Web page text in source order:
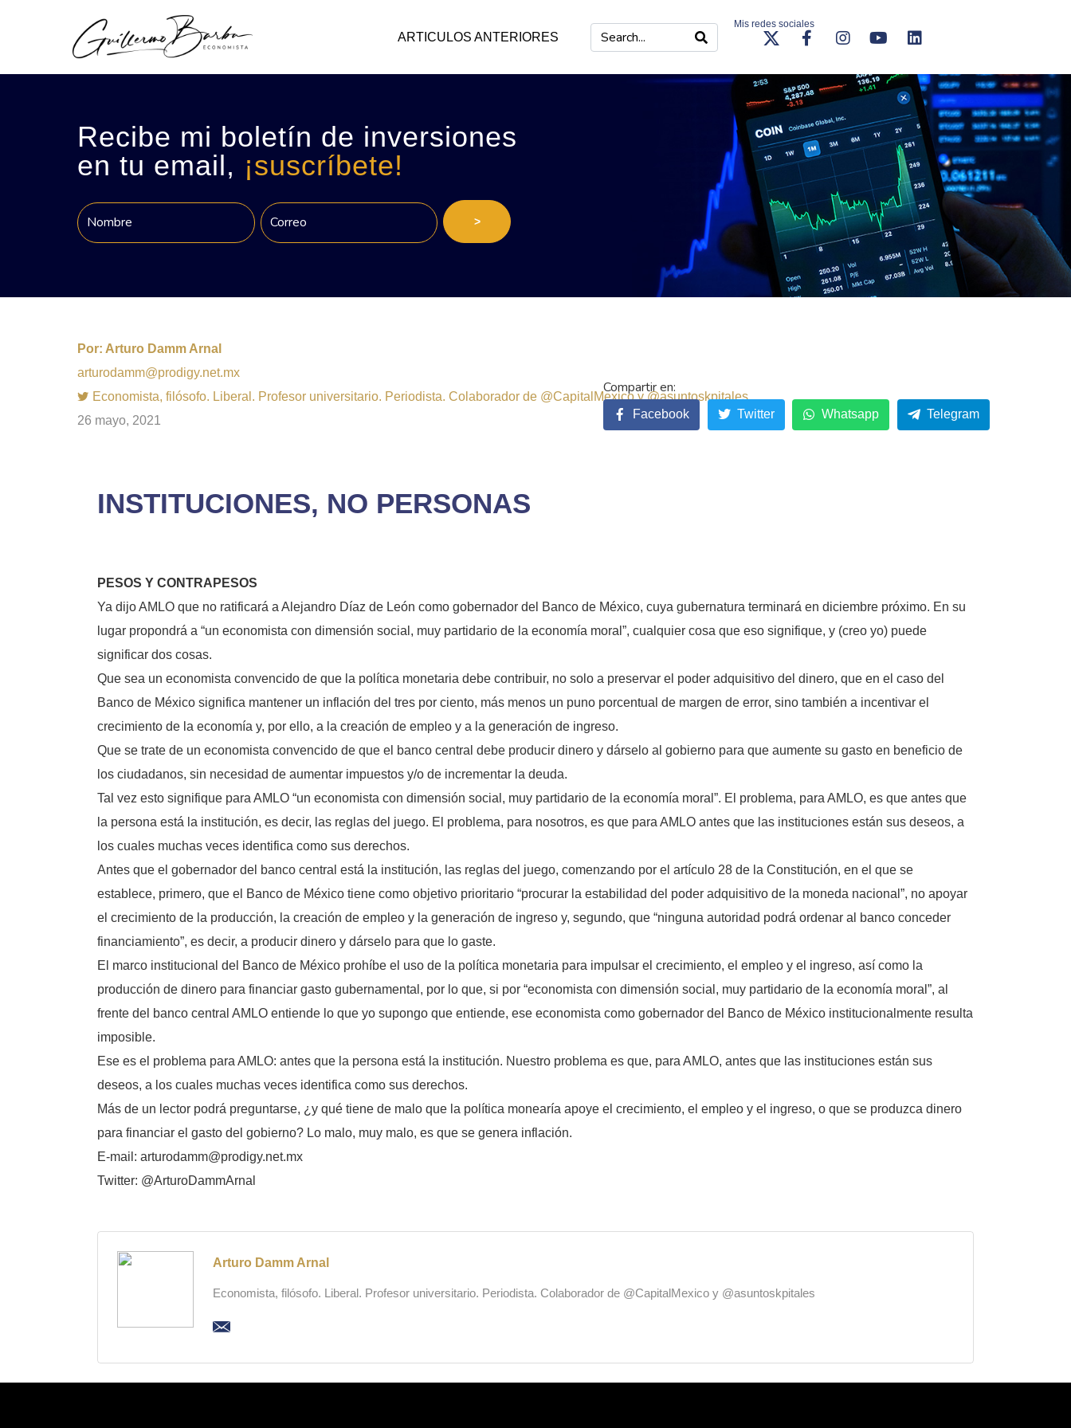
ARTICULOS ANTERIORES
Mis redes sociales
Recibe mi boletín de inversiones
en tu email, ¡suscríbete!
>
Por: Arturo Damm Arnal
arturodamm@prodigy.net.mx
Economista, filósofo. Liberal. Profesor universitario. Periodista. Colaborador de @CapitalMexico y @asuntoskpitales
26 mayo, 2021
INSTITUCIONES, NO PERSONAS
PESOS Y CONTRAPESOS
Ya dijo AMLO que no ratificará a Alejandro Díaz de León como gobernador del Banco de México, cuya gubernatura terminará en diciembre próximo. En su
lugar propondrá a “un economista con dimensión social, muy partidario de la economía moral”, cualquier cosa que eso signifique, y (creo yo) puede
significar dos cosas.
Que sea un economista convencido de que la política monetaria debe contribuir, no solo a preservar el poder adquisitivo del dinero, que en el caso del
Banco de México significa mantener un inflación del tres por ciento, más menos un puno porcentual de margen de error, sino también a incentivar el
crecimiento de la economía y, por ello, a la creación de empleo y a la generación de ingreso.
Que se trate de un economista convencido de que el banco central debe producir dinero y dárselo al gobierno para que aumente su gasto en beneficio de
los ciudadanos, sin necesidad de aumentar impuestos y/o de incrementar la deuda.
Tal vez esto signifique para AMLO “un economista con dimensión social, muy partidario de la economía moral”. El problema, para AMLO, es que antes que
la persona está la institución, es decir, las reglas del juego. El problema, para nosotros, es que para AMLO antes que las instituciones están sus deseos, a
los cuales muchas veces identifica como sus derechos.
Antes que el gobernador del banco central está la institución, las reglas del juego, comenzando por el artículo 28 de la Constitución, en el que se
establece, primero, que el Banco de México tiene como objetivo prioritario “procurar la estabilidad del poder adquisitivo de la moneda nacional”, no apoyar
el crecimiento de la producción, la creación de empleo y la generación de ingreso y, segundo, que “ninguna autoridad podrá ordenar al banco conceder
financiamiento”, es decir, a producir dinero y dárselo para que lo gaste.
El marco institucional del Banco de México prohíbe el uso de la política monetaria para impulsar el crecimiento, el empleo y el ingreso, así como la
producción de dinero para financiar gasto gubernamental, por lo que, si por “economista con dimensión social, muy partidario de la economía moral”, al
frente del banco central AMLO entiende lo que yo supongo que entiende, ese economista como gobernador del Banco de México institucionalmente resulta
imposible.
Ese es el problema para AMLO: antes que la persona está la institución. Nuestro problema es que, para AMLO, antes que las instituciones están sus
deseos, a los cuales muchas veces identifica como sus derechos.
Más de un lector podrá preguntarse, ¿y qué tiene de malo que la política monearía apoye el crecimiento, el empleo y el ingreso, o que se produzca dinero
para financiar el gasto del gobierno? Lo malo, muy malo, es que se genera inflación.
E-mail: arturodamm@prodigy.net.mx
Twitter: @ArturoDammArnal
Facebook Twitter Whatsapp Telegram
Arturo Damm Arnal
Economista, filósofo. Liberal. Profesor universitario. Periodista. Colaborador de @CapitalMexico y @asuntoskpitales